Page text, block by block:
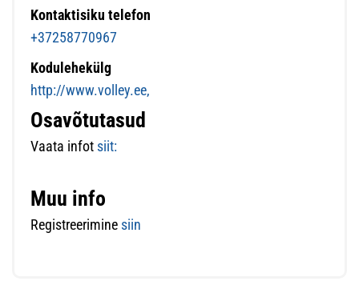
Kontaktisiku telefon
+37258770967
Kodulehekülg
http://www.volley.ee,
Osavõtutasud
Vaata infot siit:
Muu info
Registreerimine siin